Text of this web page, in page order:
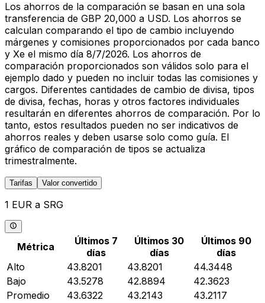
Los ahorros de la comparación se basan en una sola
transferencia de GBP 20,000 a USD. Los ahorros se
calculan comparando el tipo de cambio incluyendo
márgenes y comisiones proporcionados por cada banco
y Xe el mismo día 8/7/2026. Los ahorros de
comparación proporcionados son válidos solo para el
ejemplo dado y pueden no incluir todas las comisiones y
cargos. Diferentes cantidades de cambio de divisa, tipos
de divisa, fechas, horas y otros factores individuales
resultarán en diferentes ahorros de comparación. Por lo
tanto, estos resultados pueden no ser indicativos de
ahorros reales y deben usarse solo como guía. El
gráfico de comparación de tipos se actualiza
trimestralmente.
Tarifas Valor convertido
1 EUR a SRG
Métrica
Últimos 7
días
Últimos 30
días
Últimos 90
días
Alto
43.8201 43.8201
44.3448
Bajo
43.5278 42.8894
42.3623
Promedio
43.6322 43.2143
43.2117